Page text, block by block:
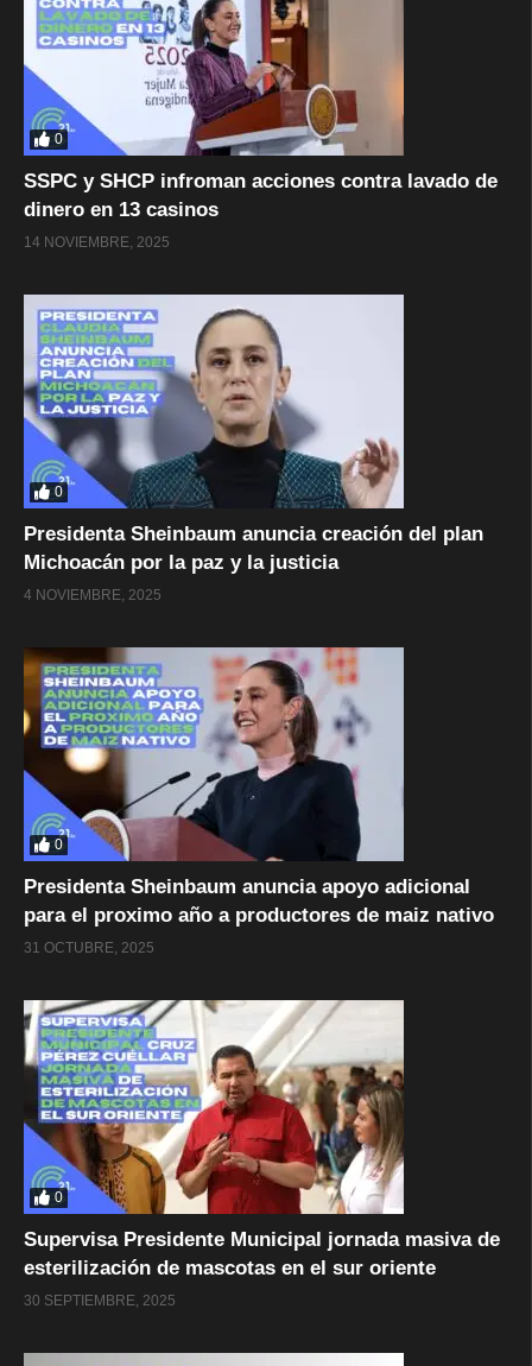
0
SSPC y SHCP infroman acciones contra lavado de
dinero en 13 casinos
14 NOVIEMBRE, 2025
0
Presidenta Sheinbaum anuncia creación del plan
Michoacán por la paz y la justicia
4 NOVIEMBRE, 2025
0
Presidenta Sheinbaum anuncia apoyo adicional
para el proximo año a productores de maiz nativo
31 OCTUBRE, 2025
0
Supervisa Presidente Municipal jornada masiva de
esterilización de mascotas en el sur oriente
30 SEPTIEMBRE, 2025